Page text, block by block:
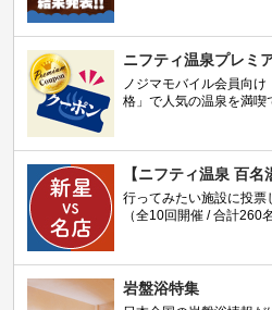
ニフティ温泉プレミ
ノジマモバイル会員向
格」で人気の温泉を満喫
【ニフティ温泉 百名
行ってみたい施設に投票
（全10回開催 / 合計260
岩盤浴特集